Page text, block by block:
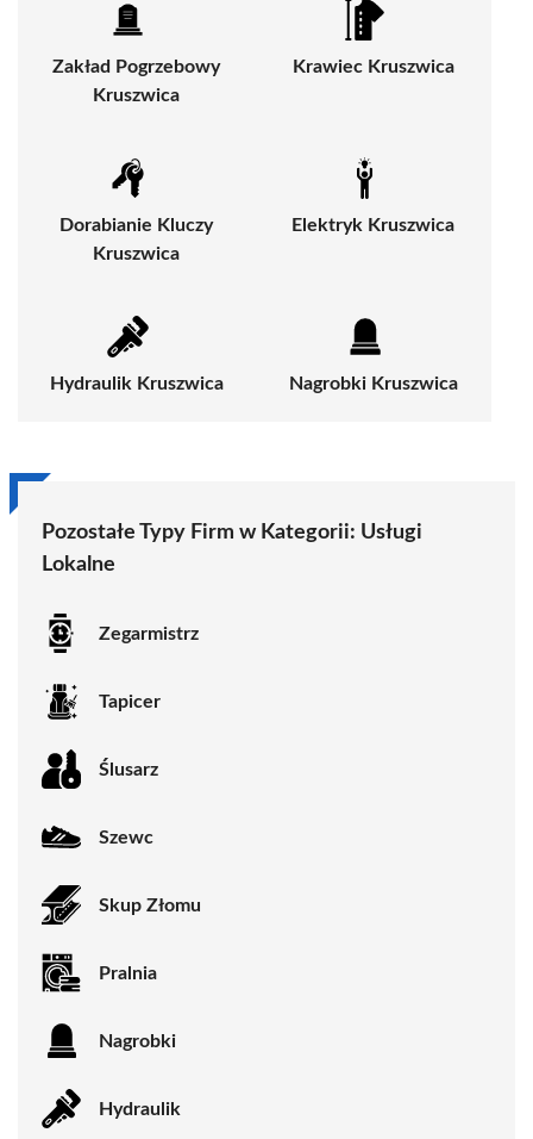
Zakład Pogrzebowy
Kruszwica
Krawiec Kruszwica
Dorabianie Kluczy
Kruszwica
Elektryk Kruszwica
Hydraulik Kruszwica Nagrobki Kruszwica
Pozostałe Typy Firm w Kategorii: Usługi
Lokalne
Zegarmistrz
Tapicer
Ślusarz
Szewc
Skup Złomu
Pralnia
Nagrobki
Hydraulik